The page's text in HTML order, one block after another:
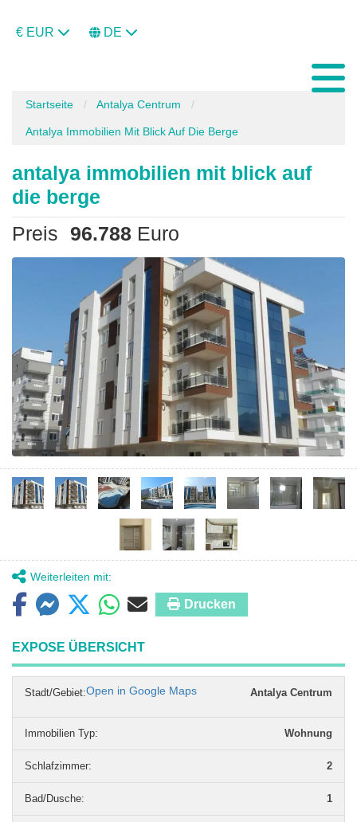
€ EUR DE
Startseite Antalya Centrum
Antalya Immobilien Mit Blick Auf Die Berge
antalya immobilien mit blick auf
die berge
Preis 96.788 Euro
Weiterleiten mit:
Drucken
EXPOSE ÜBERSICHT
Stadt/Gebiet: Antalya Centrum
Open in Google Maps
Immobilien Typ: Wohnung
Schlafzimmer: 2
Bad/Dusche: 1